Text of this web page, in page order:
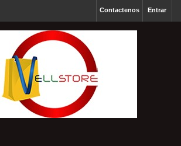
Entrar
Contactenos